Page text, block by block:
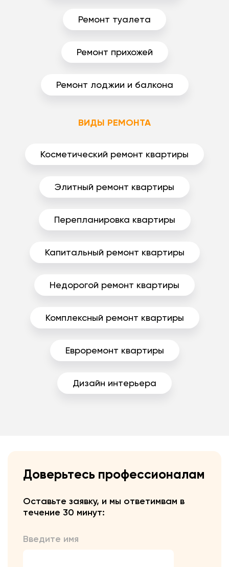
Ремонт туалета
Ремонт прихожей
Ремонт лоджии и балкона
ВИДЫ РЕМОНТА
Косметический ремонт квартиры
Элитный ремонт квартиры
Перепланировка квартиры
Капитальный ремонт квартиры
Недорогой ремонт квартиры
Комплексный ремонт квартиры
Евроремонт квартиры
Дизайн интерьера
Доверьтесь профессионалам
Оставьте заявку, и мы ответимвам в
течение 30 минут:
Введите имя